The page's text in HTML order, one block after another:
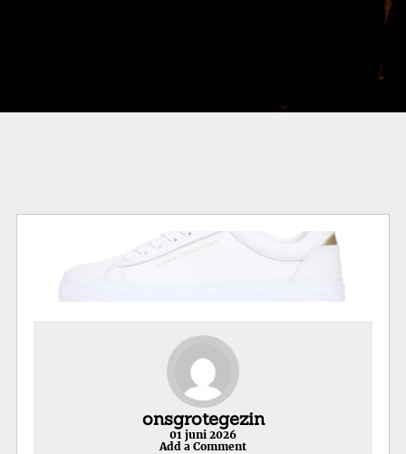
onsgrotegezin
01 juni 2026
Add a Comment